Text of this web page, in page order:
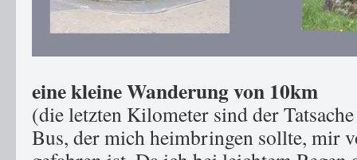
eine kleine Wanderung von 10km
(die letzten Kilometer sind der
Bus, der mich heimbringen sollte, mir